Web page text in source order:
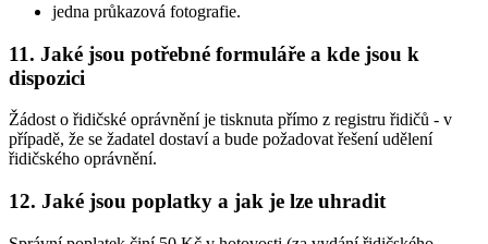
jedna průkazová fotografie.
11. Jaké jsou potřebné formuláře a kde jsou k
dispozici
Žádost o řidičské oprávnění je tisknuta přímo z registru řidičů - v
případě, že se žadatel dostaví a bude požadovat řešení udělení
řidičského oprávnění.
12. Jaké jsou poplatky a jak je lze uhradit